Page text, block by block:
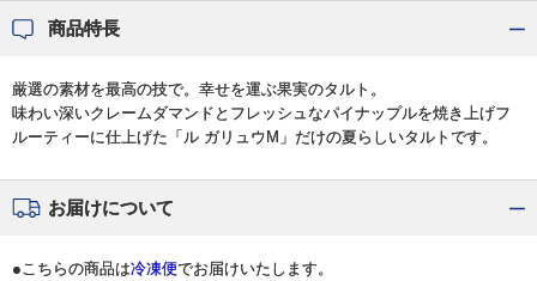
商品特長
厳選の素材を最高の技で。幸せを運ぶ果実のタルト。
味わい深いクレームダマンドとフレッシュなパイナップルを焼き上げフ
ルーティーに仕上げた「ル ガリュウM」だけの夏らしいタルトです。
お届けについて
●こちらの商品は冷凍便でお届けいたします。